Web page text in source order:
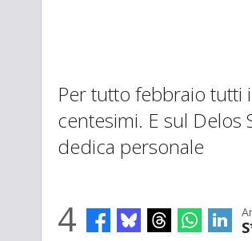
Per tutto febbraio tutti
centesimi. E sul Delos
dedica personale
4